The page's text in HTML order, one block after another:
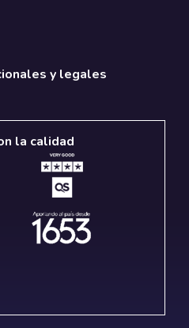
y legales
la calidad